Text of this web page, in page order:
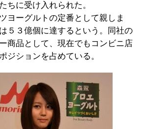
ちに受け入れられた。
ヨーグルトの定番として親しま
５３億個に達するという。同社の
商品として、現在でもコンビニ店
ジションを占めている。